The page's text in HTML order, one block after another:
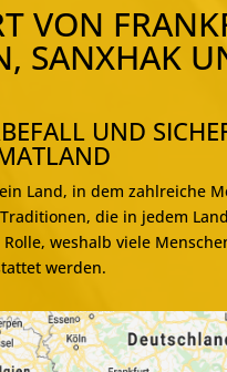
VON
SANXHAK
UND
Land, in dem zahlreiche
die in jedem
weshalb viele
werden.